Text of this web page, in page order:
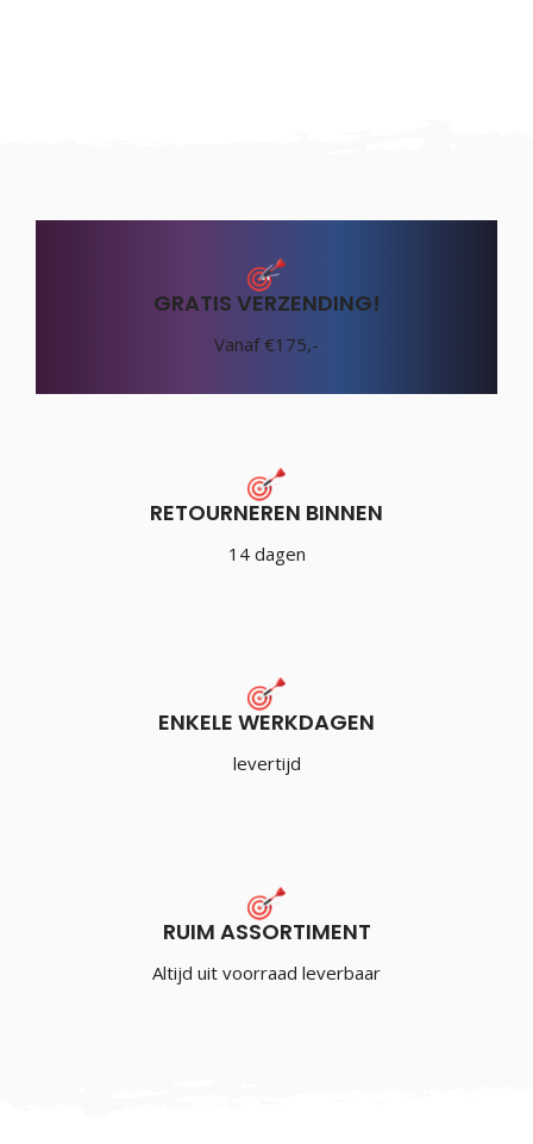
GRATIS VERZENDING!
Vanaf €175,-
RETOURNEREN BINNEN
14 dagen
ENKELE WERKDAGEN
levertijd
RUIM ASSORTIMENT
Altijd uit voorraad leverbaar